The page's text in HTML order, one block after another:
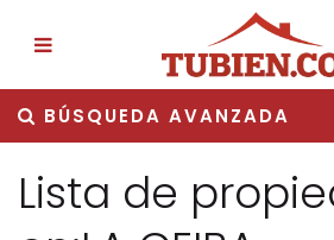
BÚSQUEDA AVANZADA
Lista de